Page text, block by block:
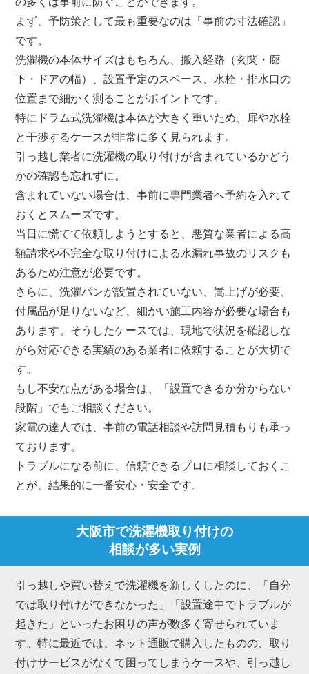
まず、予防策として最も重要なのは「事前の寸法確認」
です。
洗濯機の本体サイズはもちろん、搬入経路（玄関・廊
下・ドアの幅）、設置予定のスペース、水栓・排水口の
位置まで細かく測ることがポイントです。
特にドラム式洗濯機は本体が大きく重いため、扉や水栓
と干渉するケースが非常に多く見られます。
引っ越し業者に洗濯機の取り付けが含まれているかどう
かの確認も忘れずに。
含まれていない場合は、事前に専門業者へ予約を入れて
おくとスムーズです。
当日に慌てて依頼しようとすると、悪質な業者による高
額請求や不完全な取り付けによる水漏れ事故のリスクも
あるため注意が必要です。
さらに、洗濯パンが設置されていない、嵩上げが必要、
付属品が足りないなど、細かい施工内容が必要な場合も
あります。そうしたケースでは、現地で状況を確認しな
がら対応できる実績のある業者に依頼することが大切で
す。
もし不安な点がある場合は、「設置できるか分からない
段階」でもご相談ください。
家電の達人では、事前の電話相談や訪問見積もりも承っ
ております。
トラブルになる前に、信頼できるプロに相談しておくこ
とが、結果的に一番安心・安全です。
大阪市で洗濯機取り付けの
相談が多い実例
引っ越しや買い替えで洗濯機を新しくしたのに、「自分
では取り付けができなかった」「設置途中でトラブルが
起きた」といったお困りの声が数多く寄せられていま
す。特に最近では、ネット通販で購入したものの、取り
付けサービスがなくて困ってしまうケースや、引っ越し